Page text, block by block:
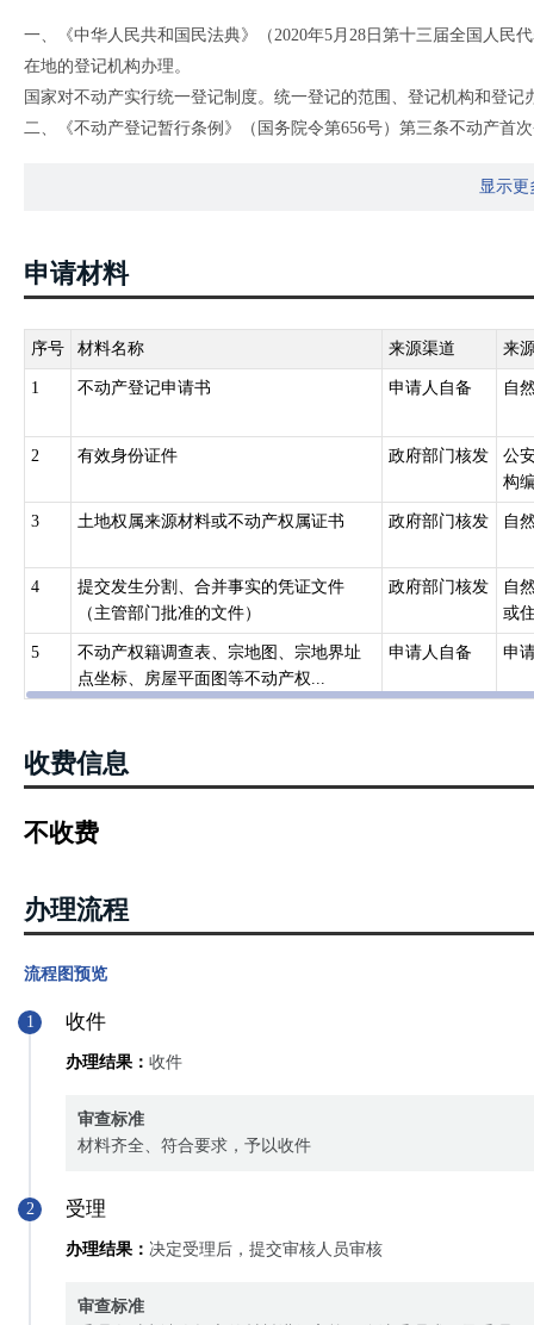
一、《中华人民共和国民法典》（2020年5月28日第十三届全国人民
在地的登记机构办理。
国家对不动产实行统一登记制度。统一登记的范围、登记机构和登记
二、《不动产登记暂行条例》（国务院令第656号）第三条不动产首
（九）抵押权;（十）法律规定需要登记的其他不动产权利。
产登记机构，负责不动产登记工作，并接受上级人民政府不动产登记
第七条 不动产登记由不动产所在地的县级人民政府不动产登记机
跨县级行政区域的不动产登记,由所跨县级行政区域的不动产登记机
构协商办理；协商不成的,由共同的上一级人民政府不动产登记主管
国务院确定的重点国有林区的森林、林木和林地,国务院批准项目用
土资源主管部门会同有关部门规定。
请变更登记：（一）权利人的姓名、名称、身份证明类型或者身份
状况变更的；
（三）不动产权利期限、来源等状况发生变化的；（四）同一权利
债务履行期限、抵押权顺位发生变化的；（六）最高额抵押担保的
（八）共有性质发生变更的；（九）法律、行政法规规定的其他不
第三十三条依法取得国有建设用地使用权，可以单独申请国有建设用
四、《不动产登记操作规范（试行）》（国土资规〔2016〕6号）
1权利人姓名或者名称、身份证明类型或者身份证明号码发生变化的；
2不动产坐落、界址、用途、面积等状况发生变化的；
3国有建设用地使用权的权利期限发生变化的；
5法律、行政法规规定的其他情形。
显示更
申请材料
序号 材料名称 来源渠道 来
1 不动产登记申请书 申请人自备 自
2 有效身份证件 政府部门核发
公
构
3 土地权属来源材料或不动产权属证书 政府部门核发 自
4
提交发生分割、合并事实的凭证文件
（主管部门批准的文件）
政府部门核发
自
或
5
不动产权籍调查表、宗地图、宗地界址
点坐标、房屋平面图等不动产权...
申请人自备 申
收费信息
不收费
办理流程
流程图预览
1 收件
办理结果： 收件
审查标准
材料齐全、符合要求，予以收件
2 受理
办理结果： 决定受理后，提交审核人员审核
审查标准